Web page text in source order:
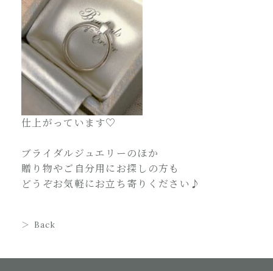
仕上がっています♡
ブライダルジュエリーのほか
贈り物やご自分用にお探しの方も
どうぞお気軽にお立ち寄りください♪
Back